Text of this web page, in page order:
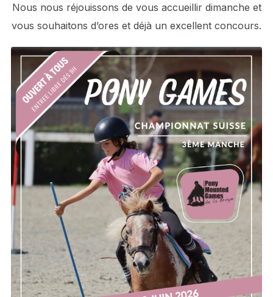
Nous nous réjouissons de vous accueillir dimanche et
vous souhaitons d’ores et déjà un excellent concours.